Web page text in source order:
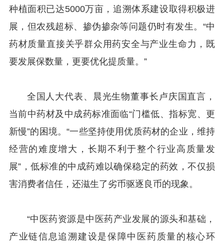
种植面积已达5000万亩，追溯体系建设取得积极进
展，但农残超标、掺伪掺杂等问题仍时有发生。“中
药材质量直接关乎群众用药安全与产业生命力，既
要发展保数量，更要优化提质量。”
全国人大代表、晨光生物董事长卢庆国直言，
当前中药材及中成药标准面临“门槛低、指标宽、更
新慢”的困境。“一些坚持使用优质药材的企业，维持
经营的难度增大，长期不利于整个行业高质量发
展”，低标准的中成药难以确保稳定的药效，不仅损
害消费者信任，还滋生了劣币驱逐良币的现象。
“中医药资源是中医药产业发展的源头和基础，
产业链信息追溯建设是保障中医药质量的核心环